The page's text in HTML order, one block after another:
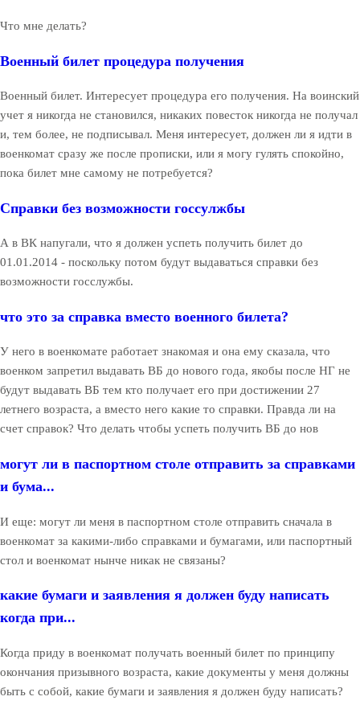
Что мне делать?
Военный билет процедура получения
Военный билет. Интересует процедура его получения. На воинский
учет я никогда не становился, никаких повесток никогда не получал
и, тем более, не подписывал. Меня интересует, должен ли я идти в
военкомат сразу же после прописки, или я могу гулять спокойно,
пока билет мне самому не потребуется?
Справки без возможности госсулжбы
А в ВК напугали, что я должен успеть получить билет до
01.01.2014 - поскольку потом будут выдаваться справки без
возможности госслужбы.
что это за справка вместо военного билета?
У него в военкомате работает знакомая и она ему сказала, что
военком запретил выдавать ВБ до нового года, якобы после НГ не
будут выдавать ВБ тем кто получает его при достижении 27
летнего возраста, а вместо него какие то справки. Правда ли на
счет справок? Что делать чтобы успеть получить ВБ до нов
могут ли в паспортном столе отправить за справками
и бума...
И еще: могут ли меня в паспортном столе отправить сначала в
военкомат за какими-либо справками и бумагами, или паспортный
стол и военкомат нынче никак не связаны?
какие бумаги и заявления я должен буду написать
когда при...
Когда приду в военкомат получать военный билет по принципу
окончания призывного возраста, какие документы у меня должны
быть с собой, какие бумаги и заявления я должен буду написать?